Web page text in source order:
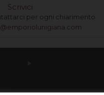
Scrivici
per ogni chiarimento